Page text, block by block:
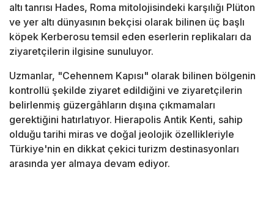
altı tanrısı Hades, Roma mitolojisindeki karşılığı Plüton
ve yer altı dünyasının bekçisi olarak bilinen üç başlı
köpek Kerberosu temsil eden eserlerin replikaları da
ziyaretçilerin ilgisine sunuluyor.
Uzmanlar, "Cehennem Kapısı" olarak bilinen bölgenin
kontrollü şekilde ziyaret edildiğini ve ziyaretçilerin
belirlenmiş güzergâhların dışına çıkmamaları
gerektiğini hatırlatıyor. Hierapolis Antik Kenti, sahip
olduğu tarihi miras ve doğal jeolojik özellikleriyle
Türkiye'nin en dikkat çekici turizm destinasyonları
arasında yer almaya devam ediyor.